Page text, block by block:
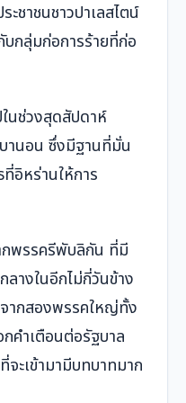
ะชาชนชาวปาเลสไตน์
บกลุ่มก่อการร้ายที่ก่อ
นช่วงสุดสัปดาห์
านอน ซึ่งมีฐานที่มั่น
อิหร่านให้การ
พรรครีพับลิกัน ที่มี
างในอีกไม่กี่วันข้าง
ากสองพรรคใหญ่ทั้ง
คำเตือนต่อรัฐบาล
ะเข้ามามีบทบาทมาก